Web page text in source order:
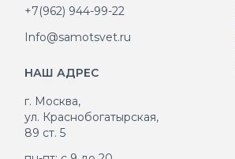
+7(962) 944-99-22
Info@samotsvet.ru
НАШ АДРЕС
г. Москва,
ул. Краснобогатырская,
89 ст. 5